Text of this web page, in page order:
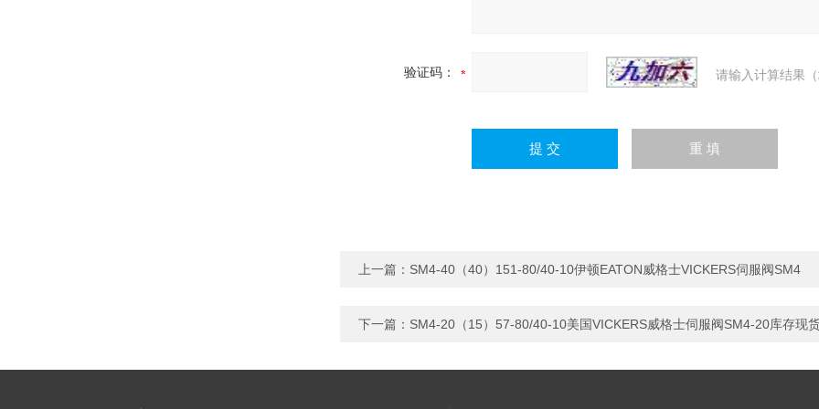
验证码： 请输入计算结果
上一篇： SM4-40（40）151-80/40-10伊顿EATON威格士VICKERS伺服阀SM4
下一篇： SM4-20（15）57-80/40-10美国VICKERS威格士伺服阀SM4-20库存现